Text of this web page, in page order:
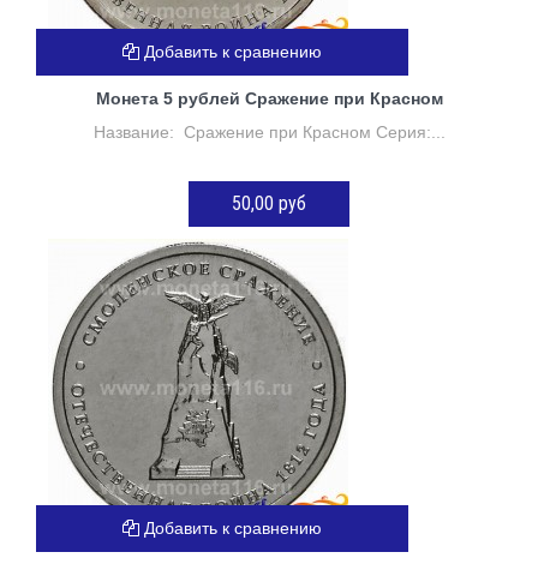
Монета 5 рублей Сражение при Красном
Название: Сражение при Красном Серия:...
50,00 руб
ДОБАВИТЬ В КОРЗИНУ
Добавить к сравнению
Добавить к сравнению